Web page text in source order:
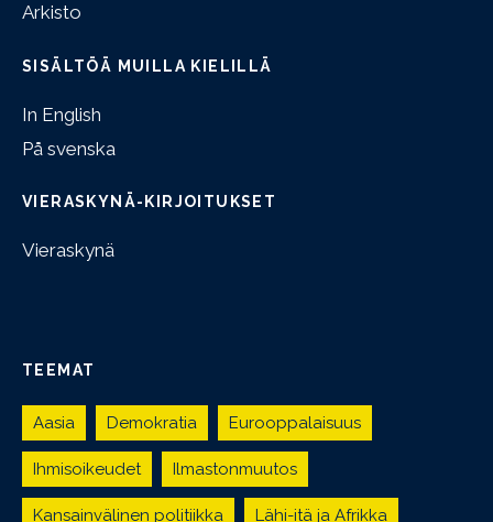
Arkisto
SISÄLTÖÄ MUILLA KIELILLÄ
In English
På svenska
VIERASKYNÄ-KIRJOITUKSET
Vieraskynä
TEEMAT
Aasia Demokratia Eurooppalaisuus
Ihmisoikeudet Ilmastonmuutos
Kansainvälinen politiikka Lähi-itä ja Afrikka